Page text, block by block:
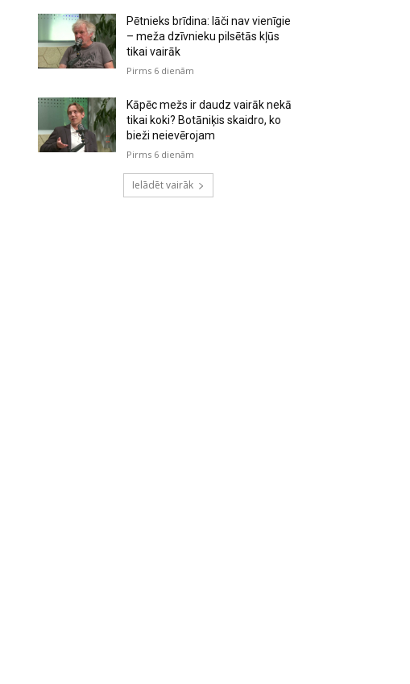
Pētnieks brīdina: lāči nav vienīgie
– meža dzīvnieku pilsētās kļūs
tikai vairāk
Pirms 6 dienām
Kāpēc mežs ir daudz vairāk nekā
tikai koki? Botāniķis skaidro, ko
bieži neievērojam
Pirms 6 dienām
Ielādēt vairāk